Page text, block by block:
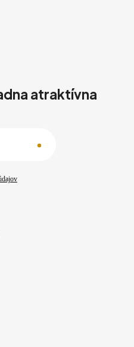
atraktívna